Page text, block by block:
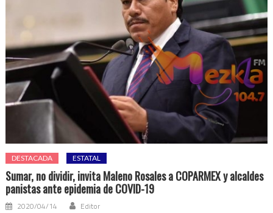
DESTACADA ESTATAL
Sumar, no dividir, invita Maleno Rosales a COPARMEX y alcaldes
panistas ante epidemia de COVID-19
2020/04/14 Editor